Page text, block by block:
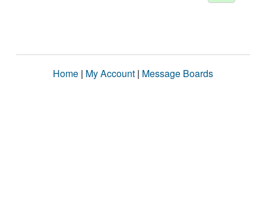
Home | My Account | Message Boards